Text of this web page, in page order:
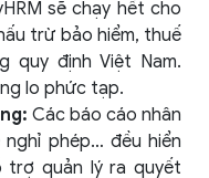
sẽ chạy hết cho
trừ bảo hiểm, thuế
quy định Việt Nam.
lo phức tạp.
Các báo cáo nhân
phép… đều hiển
trợ quản lý ra quyết